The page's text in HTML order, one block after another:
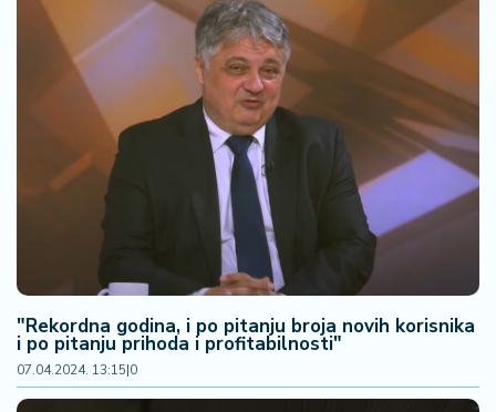
"Rekordna godina, i po pitanju broja novih korisnika
i po pitanju prihoda i profitabilnosti"
07.04.2024. 13:15|0